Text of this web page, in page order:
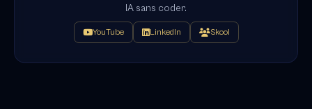
IA sans coder.
YouTube LinkedIn Skool